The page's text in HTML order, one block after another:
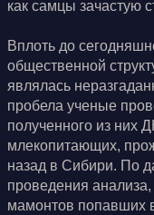
как самцы зачастую
Вплоть до
общественной
являлась
пробела ученые
полученного из них
млекопитающих,
назад в Сибири. По
проведения
мамонтов попавших